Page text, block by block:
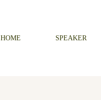
HOME SPEAKER